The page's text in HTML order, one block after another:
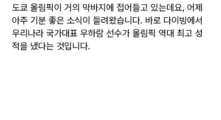
도쿄 올림픽이 거의 막바지에 접어들고 있는데요, 어제
아주 기분 좋은 소식이 들려왔습니다. 바로 다이빙에서
우리나라 국가대표 우하람 선수가 올림픽 역대 최고 성
적을 냈다는 것입니다.